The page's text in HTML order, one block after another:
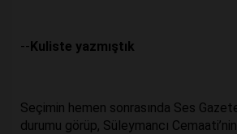
--Kuliste yazmıştık
Seçimin hemen sonrasında Ses
durumu görüp, Süleymancı